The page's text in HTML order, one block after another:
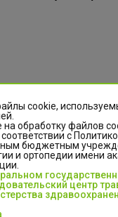
cookie,
обработку файлов
с
бюджетным
и ортопедии имени
центр